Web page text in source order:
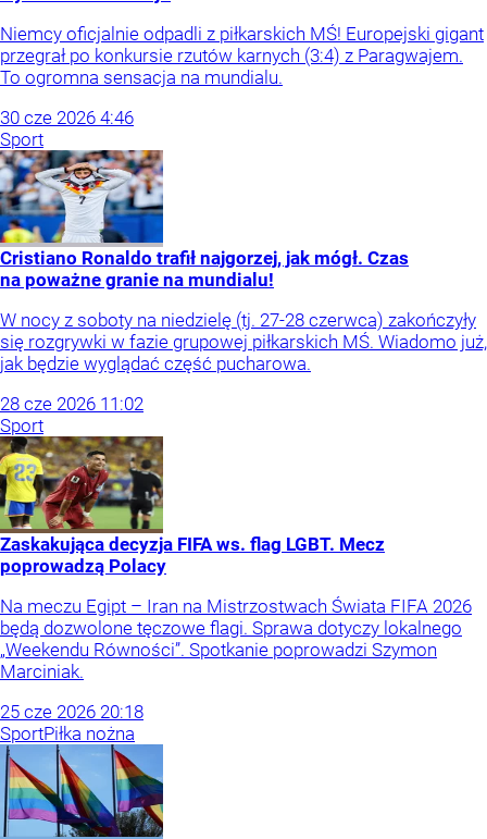
Niemcy oficjalnie odpadli z piłkarskich MŚ! Europejski gigant
przegrał po konkursie rzutów karnych (3:4) z Paragwajem.
To ogromna sensacja na mundialu.
30 cze 2026 4:46
Sport
Cristiano Ronaldo trafił najgorzej, jak mógł. Czas
na poważne granie na mundialu!
W nocy z soboty na niedzielę (tj. 27-28 czerwca) zakończyły
się rozgrywki w fazie grupowej piłkarskich MŚ. Wiadomo już,
jak będzie wyglądać część pucharowa.
28 cze 2026 11:02
Sport
Zaskakująca decyzja FIFA ws. flag LGBT. Mecz
poprowadzą Polacy
Na meczu Egipt – Iran na Mistrzostwach Świata FIFA 2026
będą dozwolone tęczowe flagi. Sprawa dotyczy lokalnego
„Weekendu Równości”. Spotkanie poprowadzi Szymon
Marciniak.
25 cze 2026 20:18
SportPiłka nożna